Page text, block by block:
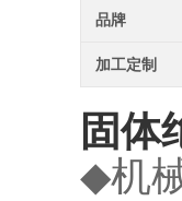
品牌
加工定制
固体
◆机